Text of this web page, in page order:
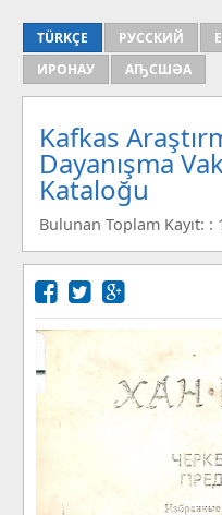
TÜRKÇE РУССКИЙ
ИРОНАУ
АҦСШӘА
Kafkas
Dayanışma
Kataloğu
Bulunan Toplam Kayıt: :